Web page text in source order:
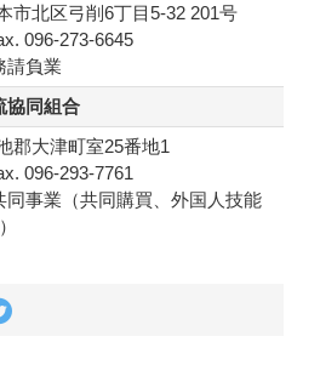
市北区弓削6丁目5-32 201号
096-273-6645
請負業
協同組合
郡大津町室25番地1
096-293-7761
事業（共同購買、外国人技能
Twitter